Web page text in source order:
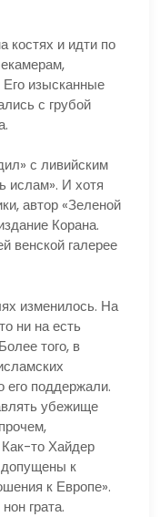
костях и идти по
изысканные
с грубой
с ливийским
ислам». И хотя
автор «Зеленой
Корана.
венской галерее
изменилось. На
ни на есть
того, в
его поддержали.
убежище
Как-то Хайдер
к
к Европе».
грата.